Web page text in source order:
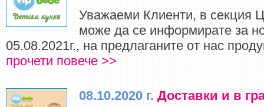
Уважаеми Клиенти, в секция
може да се информирате за
05.08.2021г., на предлаганите от нас
прочети повече >>
08.10.2020 г. Доставки и в